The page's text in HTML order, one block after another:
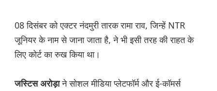
08 दिसंबर को एक्टर नंदमुरी तारक रामा राव, जिन्हें NTR
जूनियर के नाम से जाना जाता है, ने भी इसी तरह की राहत के
लिए कोर्ट का रुख किया था।
जस्टिस अरोड़ाने सोशल मीडिया प्लेटफॉर्म और ई-कॉमर्स